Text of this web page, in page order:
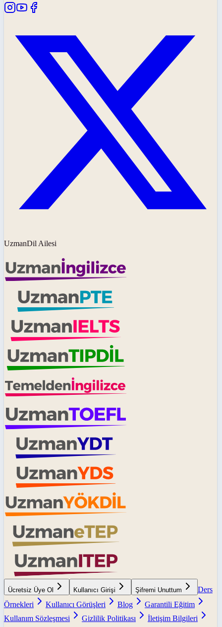
UzmanDil Ailesi
Ücretsiz Üye Ol Kullanıcı Girişi Şifremi Unuttum
Ders
Örnekleri
Kullanıcı Görüşleri Blog
Garantili Eğitim
Kullanım Sözleşmesi
Gizlilik Politikası
İletişim Bilgileri